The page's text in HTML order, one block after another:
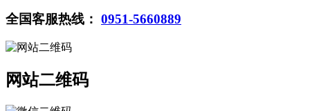
全国客服热线： 0951-5660889
网站二维码